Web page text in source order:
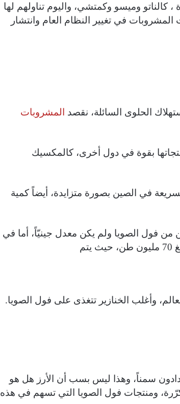
، كالناتو وميسو وكمتشي، واليوم تناولهم لها
في تغيير النظام العام وانتشار
الحلوى السائلة، نقصد
المشروبات
بقوة في دول أخرى، كالمكسيك
في الصين بصورة متزايدة، أيضاً كمية
إلى عام 1995 كان يتم استهلاك 14 طن من فول الصويا ولم يكن معدل جينيّاً، أما في
وأغلب الخنازير تتغذى على فول الصويا.
سمناً، وهذا ليس بسب أن الأرز هل هو
ومنتجات فول الصويا التي تسهم في هذه